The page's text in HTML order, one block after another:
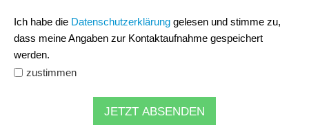
Ich habe die Datenschutzerklärung gelesen und stimme zu,
dass meine Angaben zur Kontaktaufnahme gespeichert
werden.
zustimmen
JETZT ABSENDEN